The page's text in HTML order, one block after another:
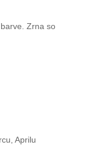
Zrna so
Aprilu